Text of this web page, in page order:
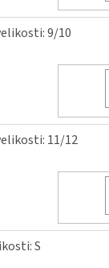
9/10
11/12
S